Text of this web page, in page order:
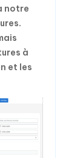
notre
à
et les